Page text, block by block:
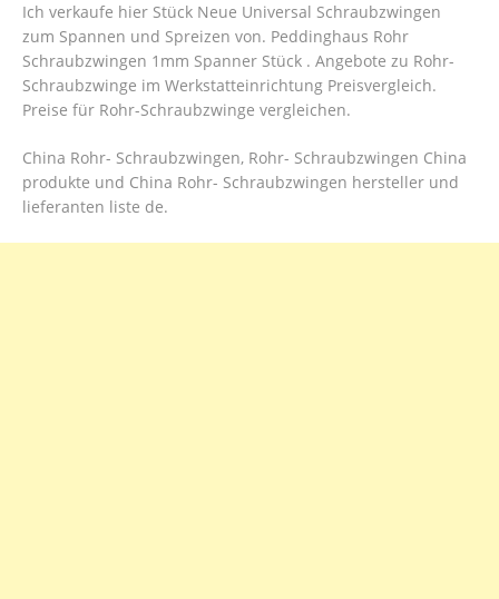
Ich verkaufe hier Stück Neue Universal Schraubzwingen
zum Spannen und Spreizen von. Peddinghaus Rohr
Schraubzwingen 1mm Spanner Stück . Angebote zu Rohr-
Schraubzwinge im Werkstatteinrichtung Preisvergleich.
Preise für Rohr-Schraubzwinge vergleichen.
China Rohr- Schraubzwingen, Rohr- Schraubzwingen China
produkte und China Rohr- Schraubzwingen hersteller und
lieferanten liste de.